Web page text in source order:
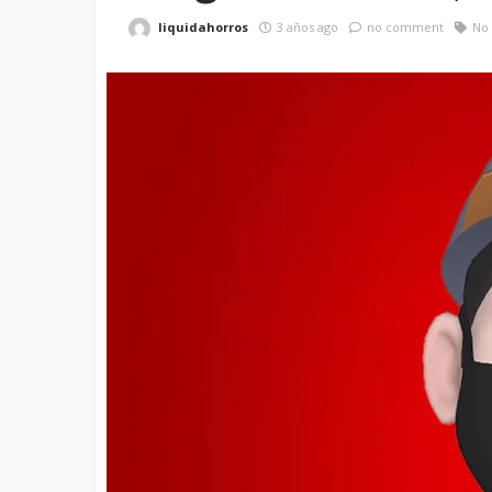
liquidahorros 3 años ago no comment No